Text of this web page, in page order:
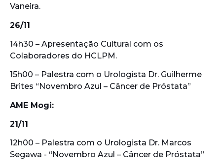
Vaneira.
26/11
14h30 – Apresentação Cultural com os
Colaboradores do HCLPM.
15h00 – Palestra com o Urologista Dr. Guilherme
Brites “Novembro Azul – Câncer de Próstata”
AME Mogi:
21/11
12h00 – Palestra com o Urologista Dr. Marcos
Segawa - “Novembro Azul – Câncer de Próstata”